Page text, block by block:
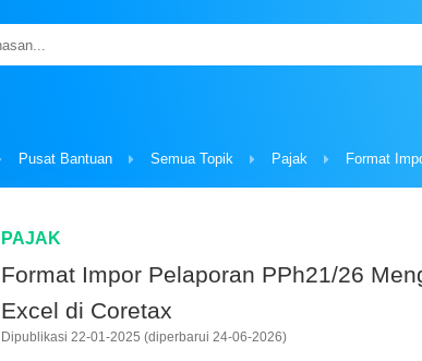
Pusat Bantuan Semua Topik Pajak
PAJAK
Format Impor Pelaporan PPh21/26
Excel di Coretax
Dipublikasi 22-01-2025 (diperbarui 24-06-2026)